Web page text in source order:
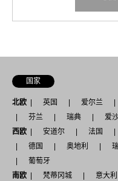
国家
北欧 英国 爱尔兰
芬兰
瑞典 爱
西欧
安道尔 法国
德国
奥地利
葡萄牙
南欧
梵蒂冈城 意大